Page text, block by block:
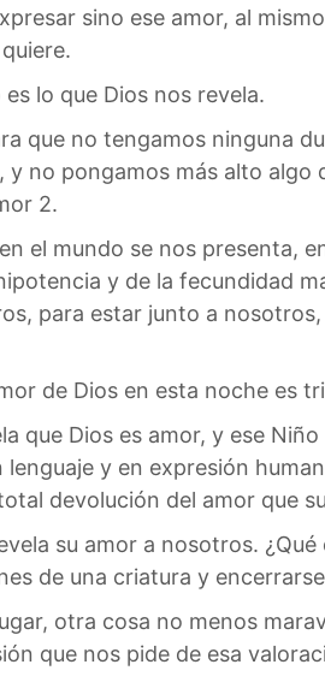
sino ese amor, al
lo que Dios nos revela.
que no tengamos ninguna
y no pongamos más alto
2.
el mundo se nos presenta,
y de la fecundidad
para estar junto a
de Dios en esta noche es
que Dios es amor, y ese
y en expresión
devolución del amor que
su amor a nosotros.
de una criatura y
otra cosa no menos
que nos pide de esa